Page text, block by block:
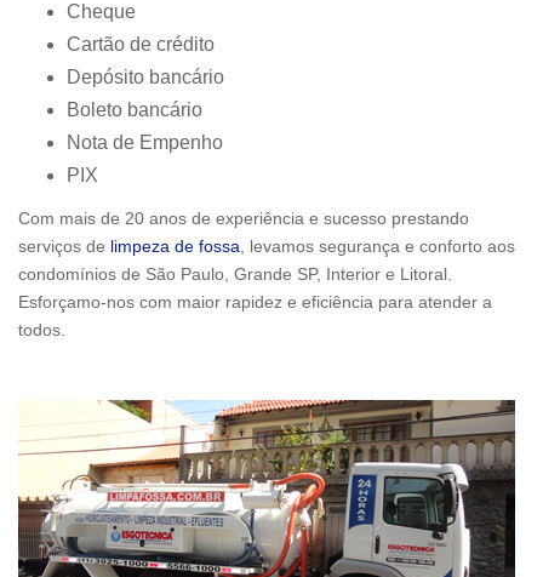
Cheque
Cartão de crédito
Depósito bancário
Boleto bancário
Nota de Empenho
PIX
Com mais de 20 anos de experiência e sucesso prestando
serviços de limpeza de fossa, levamos segurança e conforto aos
condomínios de São Paulo, Grande SP, Interior e Litoral.
Esforçamo-nos com maior rapidez e eficiência para atender a
todos.